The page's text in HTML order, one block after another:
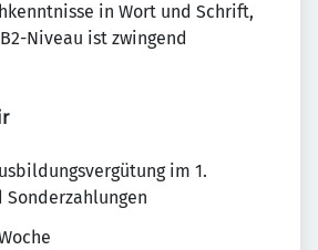
in Wort und Schrift,
Niveau ist zwingend
im 1.
Sonderzahlungen